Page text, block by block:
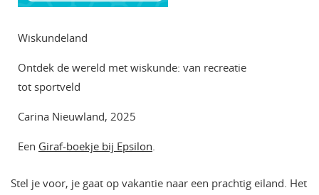
Wiskundeland
Ontdek de wereld met wiskunde: van recreatie
tot sportveld
Carina Nieuwland, 2025
Een Giraf-boekje bij Epsilon.
Stel je voor, je gaat op vakantie naar een prachtig eiland. Het